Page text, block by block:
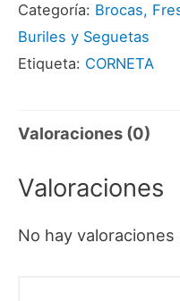
CORNETA
cantidad
Categoría: Brocas,
Buriles y Seguetas
Etiqueta: CORNETA
Valoraciones (0)
Valoraciones
No hay valoraciones